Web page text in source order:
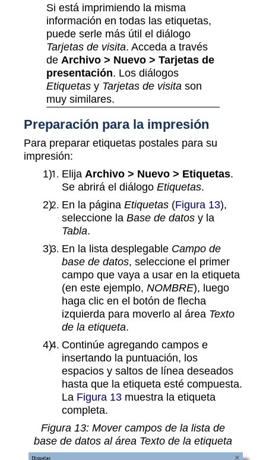
Si está imprimiendo la misma
información en todas las etiquetas,
puede serle más útil el diálogo
Tarjetas de visita. Acceda a través
de Archivo > Nuevo > Tarjetas de
presentación. Los diálogos
Etiquetasy Tarjetas de visita son
muy similares.
Preparación para la impresión
Para preparar etiquetas postales para su
impresión:
Elija Archivo > Nuevo > Etiquetas.
Se abrirá el diálogo Etiquetas.
En la página Etiquetas (Figura 13),
seleccione la Base de datos y la
Tabla.
En la lista desplegable Campo de
base de datos, seleccione el primer
campo que vaya a usar en la etiqueta
(en este ejemplo, NOMBRE), luego
haga clic en el botón de flecha
izquierda para moverlo al área Texto
de la etiqueta.
Continúe agregando campos e
insertando la puntuación, los
espacios y saltos de línea deseados
hasta que la etiqueta esté compuesta.
La Figura 13 muestra la etiqueta
completa.
Figura 13: Mover campos de la lista de
base de datos al área Texto de la etiqueta